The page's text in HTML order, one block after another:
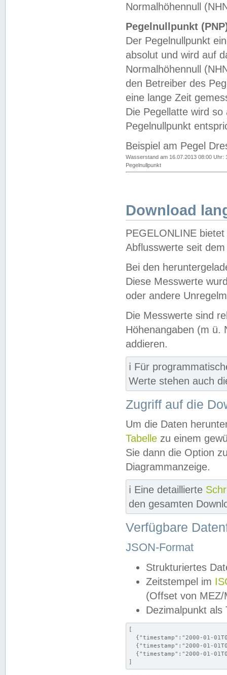
Normalhöhennull
Pegelnullpunkt
Der Pegelnullpunkt
absolut und wird auf
Normalhöhennull
den Betreiber des
eine lange Zeit
Die Pegellatte wird
Pegelnullpunkt
Beispiel am Pegel
Wasserstand am 16.07.2013 08:00 Uhr:
Pegelnullpunkt
Download
PEGELONLINE
Abflusswerte seit
Bei den
Diese Messwerte
oder andere
Die Messwerte sind
Höhenangaben (m ü.
addieren.
ℹ️ Für
Werte stehen auch
Zugriff auf die
Um die Daten
Tabelle zu einem
Sie dann die Option
Diagrammanzeige.
ℹ️ Eine detaillierte
den gesamten
Verfügbare
JSON-Format
Strukturiertes
Zeitstempel im
(Offset von MEZ/
Dezimalpunkt als
[
{"timestamp":"2000-01-
{"timestamp":"2000-01-
{"timestamp":"2000-01-
]